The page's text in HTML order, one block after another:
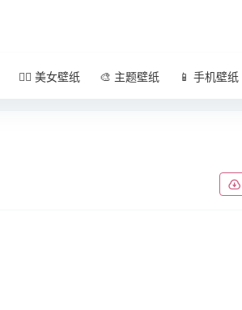
🧜‍♀️ 美女壁纸 🎨 主题壁纸 📱 手机壁纸